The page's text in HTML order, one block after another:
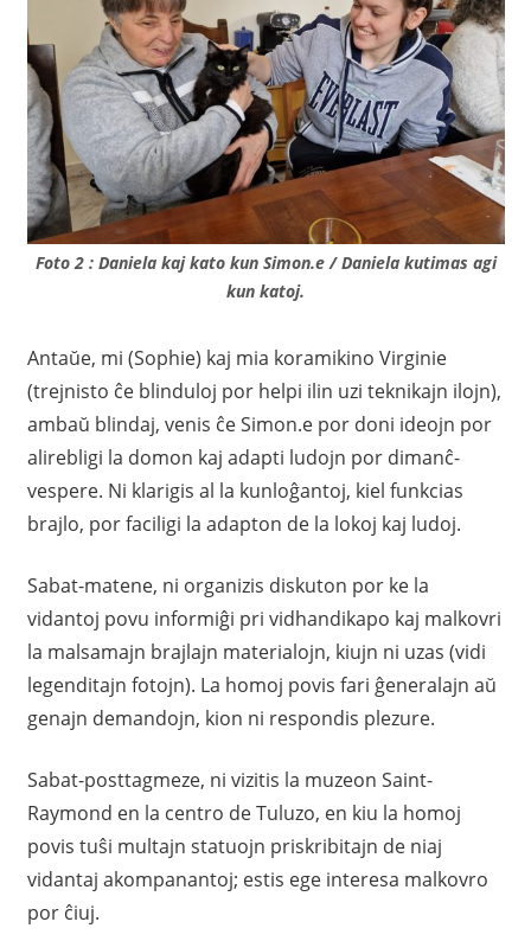
Foto 2 : Daniela kaj kato kun Simon.e / Daniela kutimas agi
kun katoj.
Antaŭe, mi (Sophie) kaj mia koramikino Virginie
(trejnisto ĉe blinduloj por helpi ilin uzi teknikajn ilojn),
ambaŭ blindaj, venis ĉe Simon.e por doni ideojn por
alirebligi la domon kaj adapti ludojn por dimanĉ-
vespere. Ni klarigis al la kunloĝantoj, kiel funkcias
brajlo, por faciligi la adapton de la lokoj kaj ludoj.
Sabat-matene, ni organizis diskuton por ke la
vidantoj povu informiĝi pri vidhandikapo kaj malkovri
la malsamajn brajlajn materialojn, kiujn ni uzas (vidi
legenditajn fotojn). La homoj povis fari ĝeneralajn aŭ
genajn demandojn, kion ni respondis plezure.
Sabat-posttagmeze, ni vizitis la muzeon Saint-
Raymond en la centro de Tuluzo, en kiu la homoj
povis tuŝi multajn statuojn priskribitajn de niaj
vidantaj akompanantoj; estis ege interesa malkovro
por ĉiuj.